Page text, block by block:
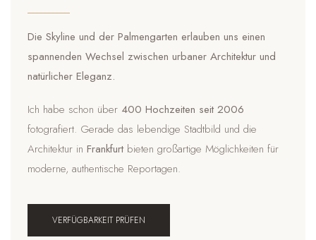
Die Skyline und der Palmengarten erlauben uns einen
spannenden Wechsel zwischen urbaner Architektur und
natürlicher Eleganz.
Ich habe schon über 400 Hochzeiten seit 2006
fotografiert. Gerade das lebendige Stadtbild und die
Architektur in Frankfurt bieten großartige Möglichkeiten für
moderne, authentische Reportagen.
VERFÜGBARKEIT PRÜFEN